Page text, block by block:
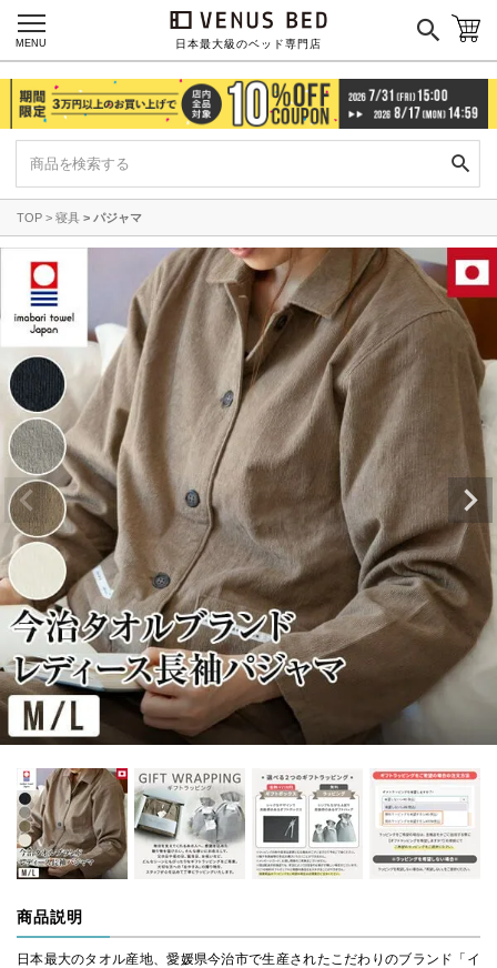
日本最大級のベッド専門店
MENU
TOP 寝具 パジャマ
商品説明
日本最大のタオル産地、愛媛県今治市で生産されたこだわりのブランド「イ